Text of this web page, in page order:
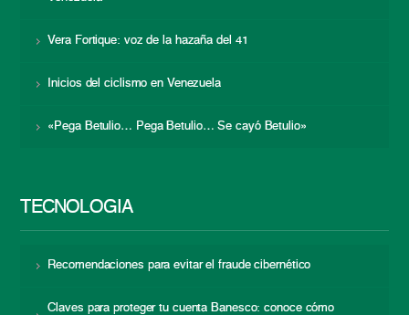
Vera Fortique: voz de la hazaña del 41
Inicios del ciclismo en Venezuela
«Pega Betulio… Pega Betulio… Se cayó Betulio»
TECNOLOGÍA
Recomendaciones para evitar el fraude cibernético
Claves para proteger tu cuenta Banesco: conoce cómo